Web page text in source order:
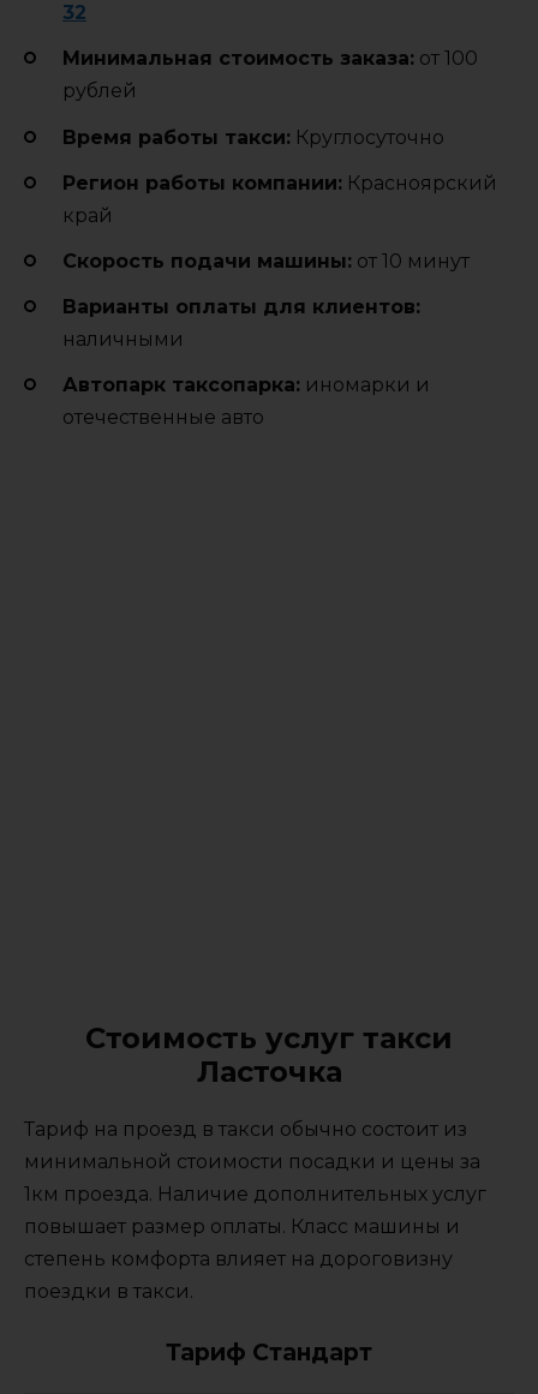
32
Минимальная стоимость заказа: от 100
рублей
Время работы такси: Круглосуточно
Регион работы компании: Красноярский
край
Cкорость подачи машины: от 10 минут
Варианты оплаты для клиентов:
наличными
Автопарк таксопарка: иномарки и
отечественные авто
Стоимость услуг такси
Ласточка
Тариф на проезд в такси обычно состоит из
минимальной стоимости посадки и цены за
1км проезда. Наличие дополнительных услуг
повышает размер оплаты. Класс машины и
степень комфорта влияет на дороговизну
поездки в такси.
Тариф Стандарт